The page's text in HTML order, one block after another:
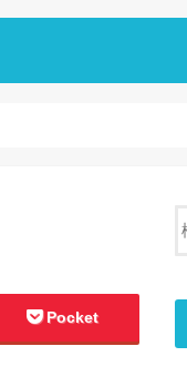
Pocket